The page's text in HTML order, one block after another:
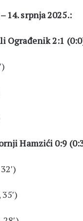
14. srpnja 2025.:
Ograđenik 2:1
Hamzići 0:9